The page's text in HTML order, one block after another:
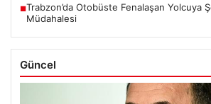
■Trabzon’da Otobüste Fenalaşan Yolcuya
Müdahalesi
Güncel